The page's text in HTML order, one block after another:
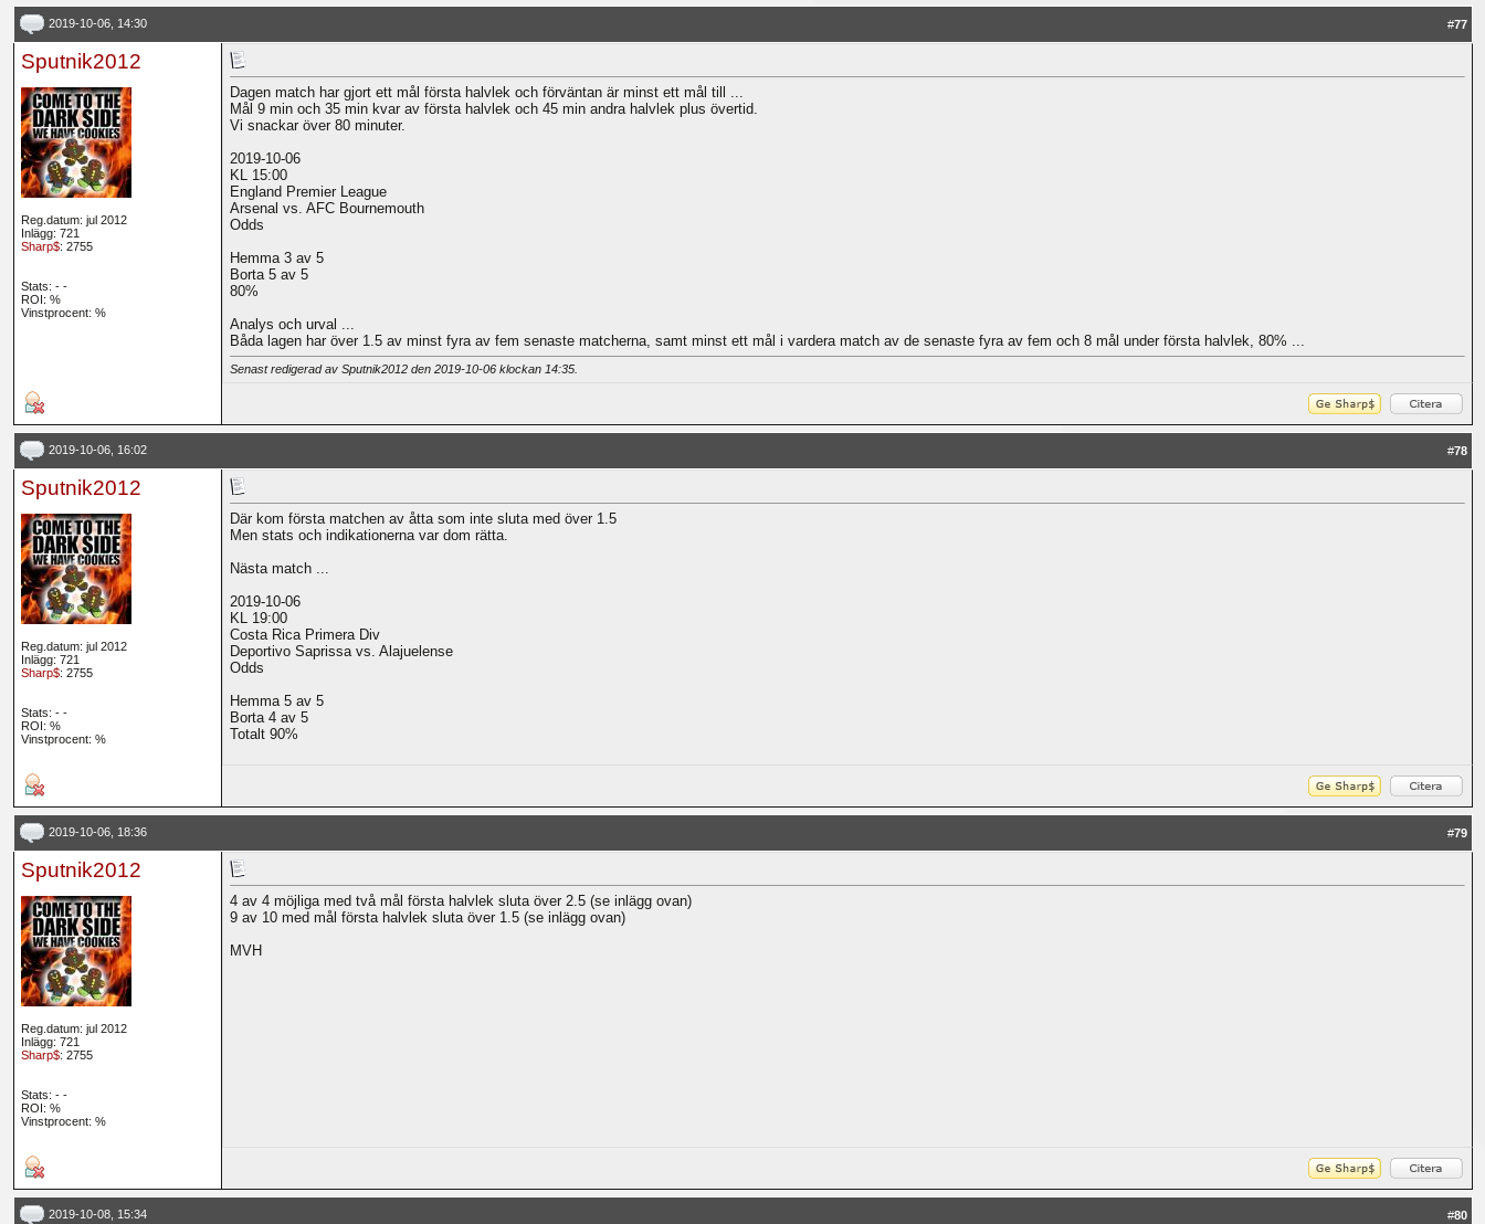
2019-10-06, 14:30 #77
Sputnik2012
Reg.datum: jul 2012
Inlägg: 721
Sharp$: 2755
Stats: - -
ROI: %
Vinstprocent: %
Dagen match har gjort ett mål första halvlek och förväntan är minst ett mål till ...
Mål 9 min och 35 min kvar av första halvlek och 45 min andra halvlek plus övertid.
Vi snackar över 80 minuter.
2019-10-06
KL 15:00
England Premier League
Arsenal vs. AFC Bournemouth
Odds
Hemma 3 av 5
Borta 5 av 5
80%
Analys och urval ...
Båda lagen har över 1.5 av minst fyra av fem senaste matcherna, samt minst ett mål i vardera match av de senaste fyra av fem och 8 mål under första halvlek, 80% ...
Senast redigerad av Sputnik2012 den 2019-10-06 klockan 14:35.
2019-10-06, 16:02 #78
Sputnik2012
Reg.datum: jul 2012
Inlägg: 721
Sharp$: 2755
Stats: - -
ROI: %
Vinstprocent: %
Där kom första matchen av åtta som inte sluta med över 1.5
Men stats och indikationerna var dom rätta.
Nästa match ...
2019-10-06
KL 19:00
Costa Rica Primera Div
Deportivo Saprissa vs. Alajuelense
Odds
Hemma 5 av 5
Borta 4 av 5
Totalt 90%
2019-10-06, 18:36 #79
Sputnik2012
Reg.datum: jul 2012
Inlägg: 721
Sharp$: 2755
Stats: - -
ROI: %
Vinstprocent: %
4 av 4 möjliga med två mål första halvlek sluta över 2.5 (se inlägg ovan)
9 av 10 med mål första halvlek sluta över 1.5 (se inlägg ovan)
MVH
2019-10-08, 15:34 #80